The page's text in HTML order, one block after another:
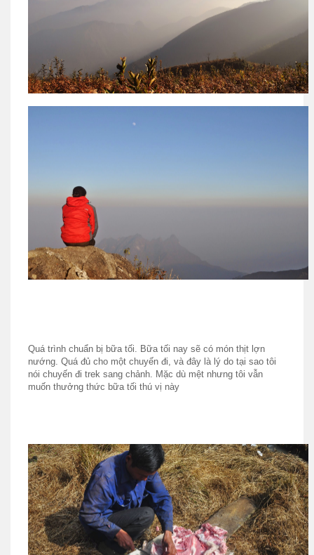
Quá trình chuẩn bị bữa tối. Bữa tối nay sẽ có món thịt lợn
nướng. Quá đủ cho một chuyến đi, và đây là lý do tại sao tôi
nói chuyến đi trek sang chảnh. Mặc dù mệt nhưng tôi vẫn
muốn thưởng thức bữa tối thú vị này